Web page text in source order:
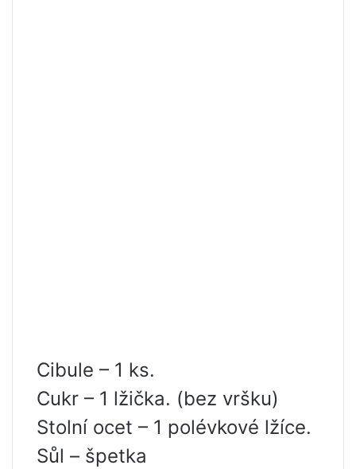
Cibule – 1 ks.
Cukr – 1 lžička. (bez vršku)
Stolní ocet – 1 polévkové lžíce.
Sůl – špetka